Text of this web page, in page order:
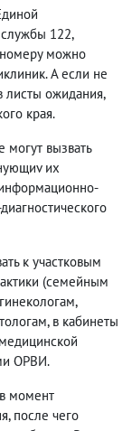
122,
можно
А если не
листы ожидания,
края.
вызвать
их
к участковым
(семейным
в кабинеты
ОРВИ.
момент
после чего